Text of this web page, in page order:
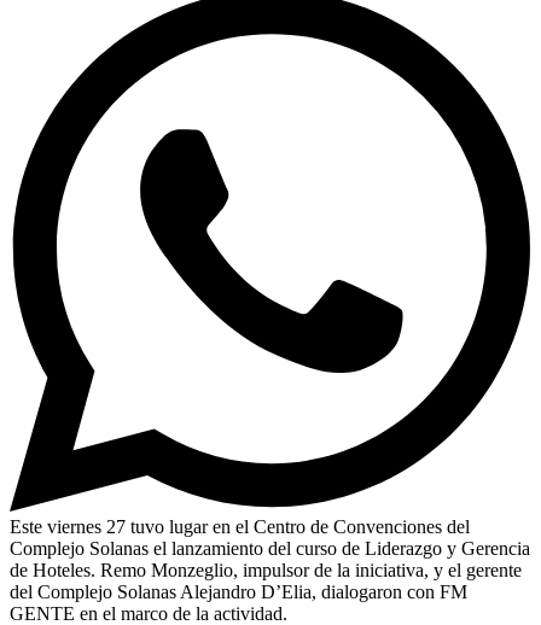
Este viernes 27 tuvo lugar en el Centro de Convenciones del
Complejo Solanas el lanzamiento del curso de Liderazgo y Gerencia
de Hoteles. Remo Monzeglio, impulsor de la iniciativa, y el gerente
del Complejo Solanas Alejandro D’Elia, dialogaron con FM
GENTE en el marco de la actividad.